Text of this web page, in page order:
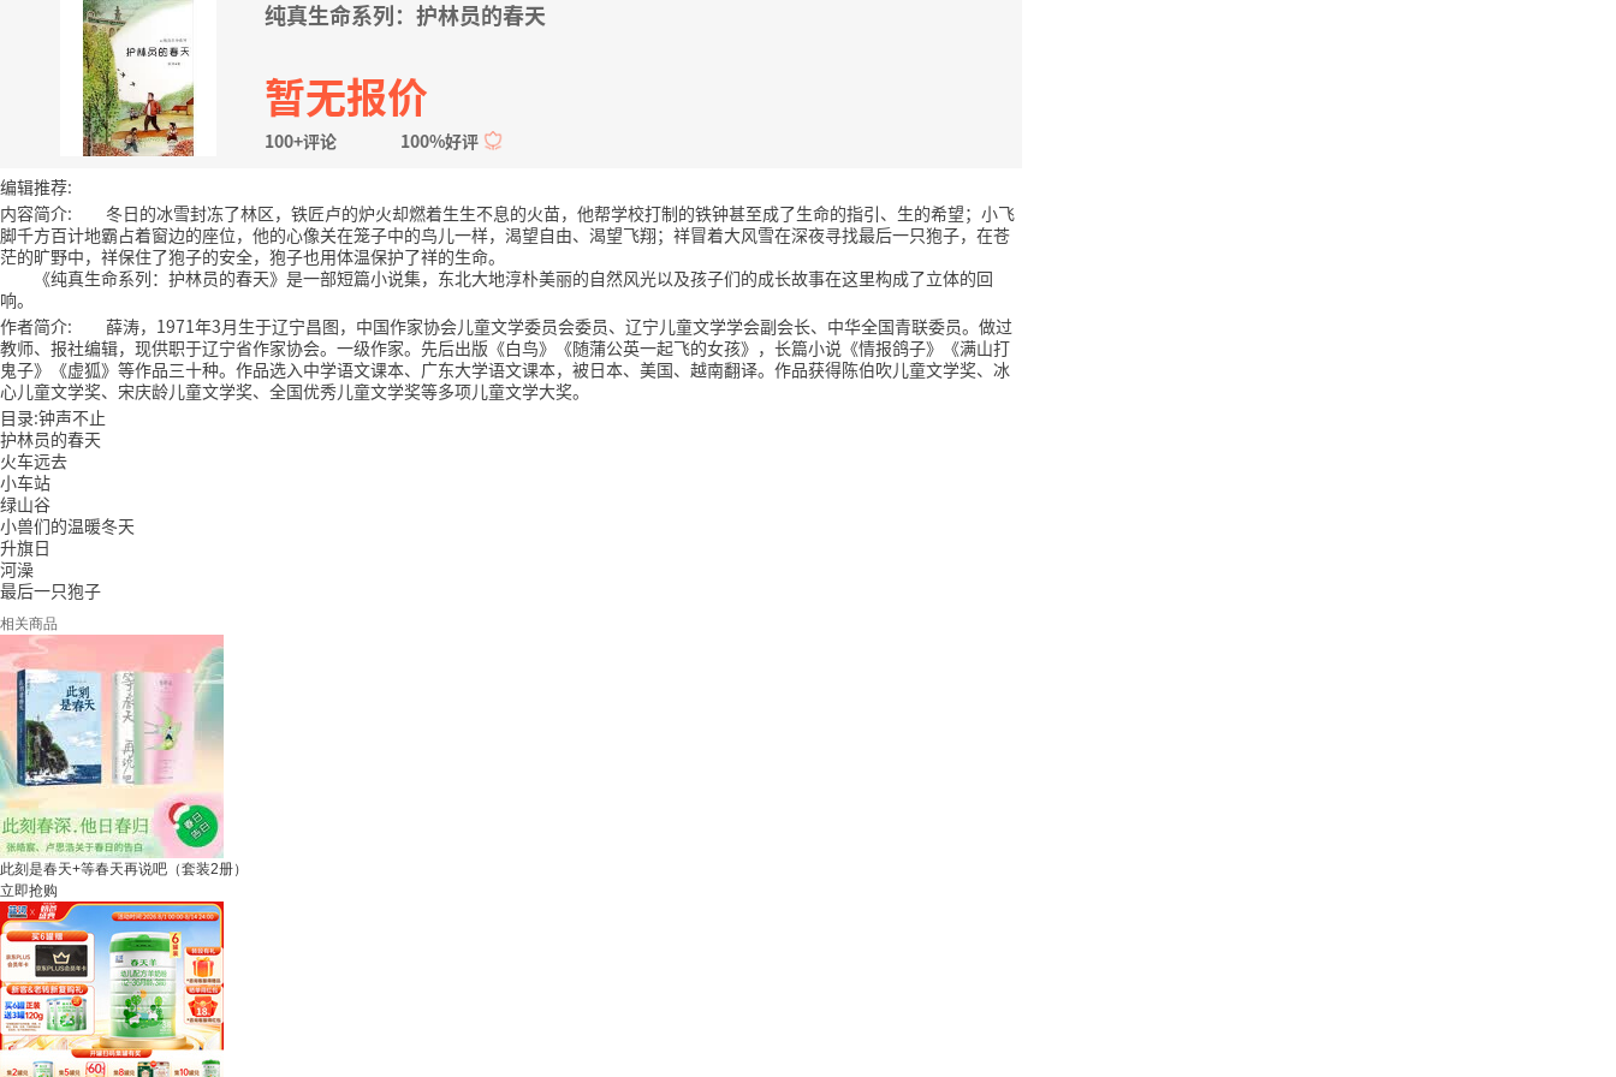
纯真生命系列：护林员的春天
暂无报价
100+评论
100%好评
编辑推荐:
内容简介: 冬日的冰雪封冻了林区，铁匠卢的炉火却燃着生生不息的火苗，他帮学校打制的铁钟甚至成了生命的指引、生的希望；小飞
脚千方百计地霸占着窗边的座位，他的心像关在笼子中的鸟儿一样，渴望自由、渴望飞翔；祥冒着大风雪在深夜寻找最后一只狍子，在苍
茫的旷野中，祥保住了狍子的安全，狍子也用体温保护了祥的生命。
《纯真生命系列：护林员的春天》是一部短篇小说集，东北大地淳朴美丽的自然风光以及孩子们的成长故事在这里构成了立体的回
响。
作者简介: 薛涛，1971年3月生于辽宁昌图，中国作家协会儿童文学委员会委员、辽宁儿童文学学会副会长、中华全国青联委员。做过
教师、报社编辑，现供职于辽宁省作家协会。一级作家。先后出版《白鸟》《随蒲公英一起飞的女孩》，长篇小说《情报鸽子》《满山打
鬼子》《虚狐》等作品三十种。作品选入中学语文课本、广东大学语文课本，被日本、美国、越南翻译。作品获得陈伯吹儿童文学奖、冰
心儿童文学奖、宋庆龄儿童文学奖、全国优秀儿童文学奖等多项儿童文学大奖。
目录:钟声不止
护林员的春天
火车远去
小车站
绿山谷
小兽们的温暖冬天
升旗日
河澡
最后一只狍子
相关商品
此刻是春天+等春天再说吧（套装2册）
立即抢购